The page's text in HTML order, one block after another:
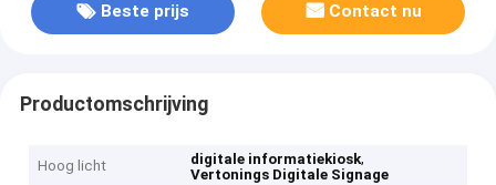
Beste prijs Contact nu
Productomschrijving
Hoog licht digitale informatiekiosk,
Vertonings Digitale Signage